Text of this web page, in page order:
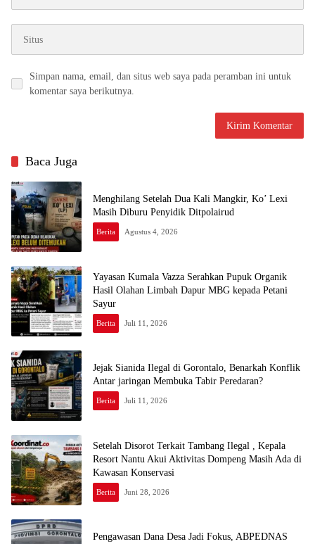
Simpan nama, email, dan situs web saya pada peramban ini untuk
komentar saya berikutnya.
Baca Juga
Menghilang Setelah Dua Kali Mangkir, Ko’ Lexi
Masih Diburu Penyidik Ditpolairud
Berita Agustus 4, 2026
Yayasan Kumala Vazza Serahkan Pupuk Organik
Hasil Olahan Limbah Dapur MBG kepada Petani
Sayur
Berita Juli 11, 2026
Jejak Sianida Ilegal di Gorontalo, Benarkah Konflik
Antar jaringan Membuka Tabir Peredaran?
Berita Juli 11, 2026
Setelah Disorot Terkait Tambang Ilegal , Kepala
Resort Nantu Akui Aktivitas Dompeng Masih Ada di
Kawasan Konservasi
Berita Juni 28, 2026
Pengawasan Dana Desa Jadi Fokus, ABPEDNAS